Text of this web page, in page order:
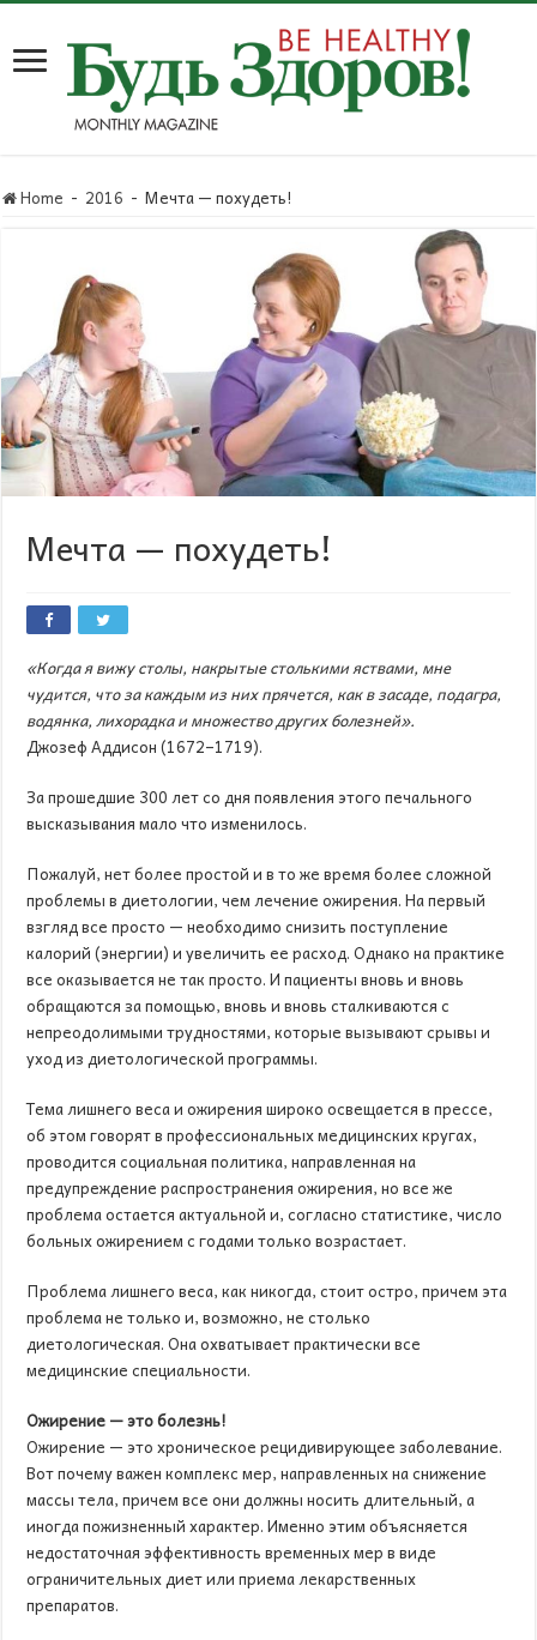
Home - 2016 - Мечта — похудеть!
Мечта — похудеть!
«Когда я вижу столы, накрытые столькими яствами, мне
чудится, что за каждым из них прячется, как в засаде, подагра,
водянка, лихорадка и множество других болезней».
Джозеф Аддисон (1672–1719).
За прошедшие 300 лет со дня появления этого печального
высказывания мало что изменилось.
Пожалуй, нет более простой и в то же время более сложной
проблемы в диетологии, чем лечение ожирения. На первый
взгляд все просто — необходимо снизить поступление
калорий (энергии) и увеличить ее расход. Однако на практике
все оказывается не так просто. И пациенты вновь и вновь
обращаются за помощью, вновь и вновь сталкиваются с
непреодолимыми трудностями, которые вызывают срывы и
уход из диетологической программы.
Тема лишнего веса и ожирения широко освещается в прессе,
об этом говорят в профессиональных медицинских кругах,
проводится социальная политика, направленная на
предупреждение распространения ожирения, но все же
проблема остается актуальной и, согласно статистике, число
больных ожирением с годами только возрастает.
Проблема лишнего веса, как никогда, стоит остро, причем эта
проблема не только и, возможно, не столько
диетологическая. Она охватывает практически все
медицинские специальности.
Ожирение — это болезнь!
Ожирение — это хроническое рецидивирующее заболевание.
Вот почему важен комплекс мер, направленных на снижение
массы тела, причем все они должны носить длительный, а
иногда пожизненный характер. Именно этим объясняется
недостаточная эффективность временных мер в виде
ограничительных диет или приема лекарственных
препаратов.